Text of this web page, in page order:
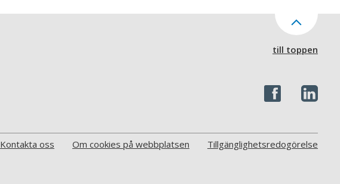
till toppen
Kontakta oss Om cookies på webbplatsen Tillgänglighetsredogörelse